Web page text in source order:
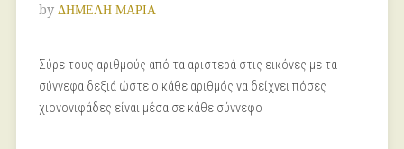
by ΔΗΜΕΛΗ ΜΑΡΙΑ
Σύρε τους αριθμούς από τα αριστερά στις εικόνες με τα
σύννεφα δεξιά ώστε ο κάθε αριθμός να δείχνει πόσες
χιονονιφάδες είναι μέσα σε κάθε σύννεφο